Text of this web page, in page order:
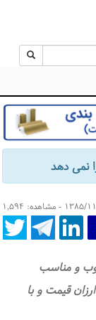
نمی دهد
و مناسب
قیمت و با